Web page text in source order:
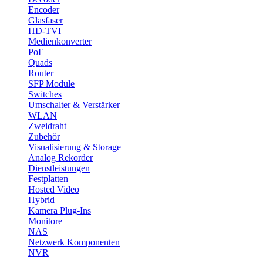
Encoder
Glasfaser
HD-TVI
Medienkonverter
PoE
Quads
Router
SFP Module
Switches
Umschalter & Verstärker
WLAN
Zweidraht
Zubehör
Visualisierung & Storage
Analog Rekorder
Dienstleistungen
Festplatten
Hosted Video
Hybrid
Kamera Plug-Ins
Monitore
NAS
Netzwerk Komponenten
NVR